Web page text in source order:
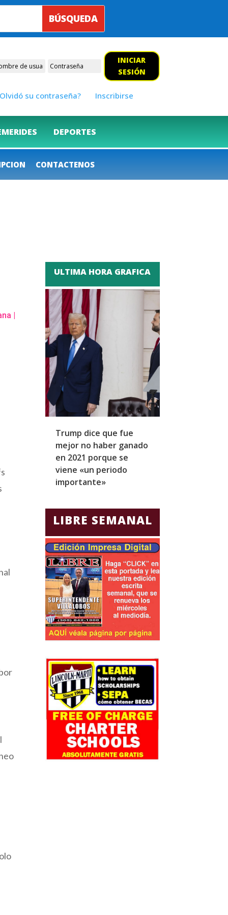
INICIAR
SESIÓN
su contraseña? Inscribirse
DEPORTES
CONTACTENOS
|
ULTIMA HORA GRAFICA
Trump dice que fue
mejor no haber ganado
en 2021 porque se
viene «un periodo
importante»
LIBRE SEMANAL